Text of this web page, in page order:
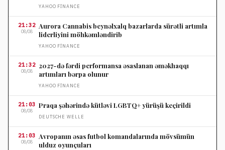
YAHOO FINANCE
21:32
08/08
Aurora Cannabis beynəlxalq bazarlarda sürətli artımla
liderliyini möhkəmləndirib
YAHOO FINANCE
21:32
08/08
2027-də fərdi performansa əsaslanan əməkhaqqı
artımları bərpa olunur
YAHOO FINANCE
21:03
08/08
Praqa şəhərində kütləvi LGBTQ+ yürüşü keçirildi
DEUTSCHE WELLE
21:03
08/08
Avropanın əsas futbol komandalarında mövsümün
ulduz oyunçuları